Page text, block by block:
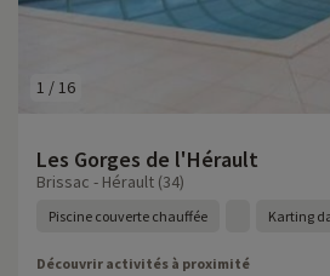
1 /16
Les Gorges de l'Hérault
Brissac - Hérault (34)
Piscine couverte chauffée Karting
Découvrir activités à proximité